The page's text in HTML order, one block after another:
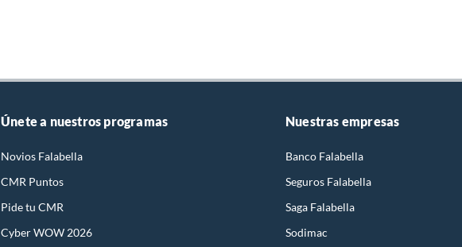
Únete a nuestros programas
Novios Falabella
CMR Puntos
Pide tu CMR
Cyber WOW 2026
Nuestras empresas
Banco Falabella
Seguros Falabella
Saga Falabella
Sodimac